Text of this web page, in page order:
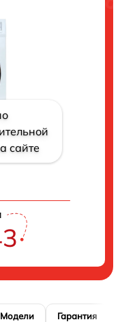
сайте
Модели Гарантия